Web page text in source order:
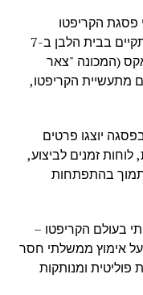
פסגת הקריפטו
הממשלתית הראשונה בהיסטוריה, שתתקיים בבית הלבן ב-7
(המכונה "צאר
מתעשיית הקריפטו,
יוצגו פרטים
זמנים לביצוע,
בהתפתחות
בעולם הקריפטו –
אימוץ ממשלתי חסר
ומנותקות